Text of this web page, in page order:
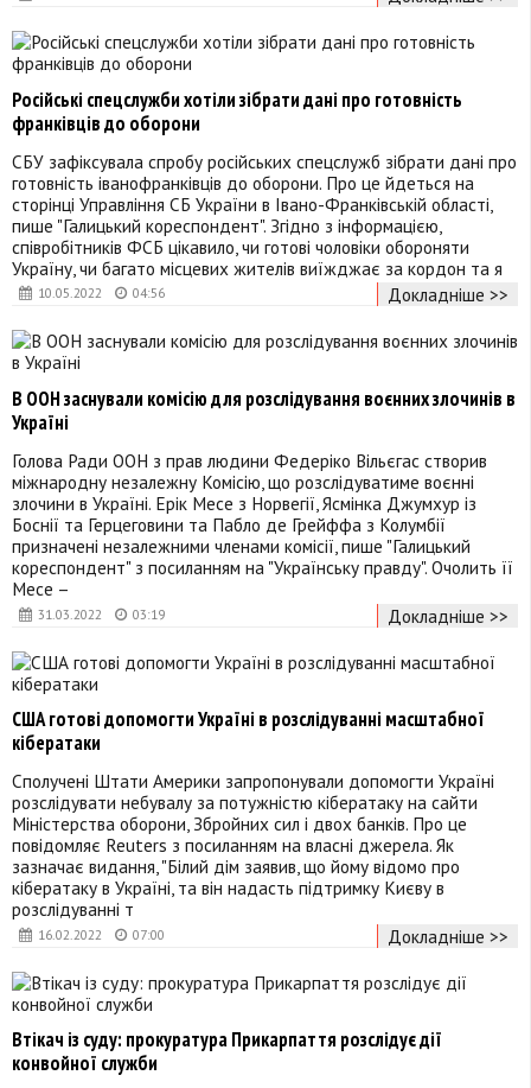
10.05.2022 04:56
Російські спецслужби хотіли зібрати дані про готовність
франківців до оборони
СБУ зафіксувала спробу російських спецслужб зібрати дані про
готовність іванофранківців до оборони. Про це йдеться на
сторінці Управління СБ України в Івано-Франківській області,
пише "Галицький кореспондент". Згідно з інформацією,
співробітників ФСБ цікавило, чи готові чоловіки обороняти
Україну, чи багато місцевих жителів виїжджає за кордон та я
Докладніше >>
31.03.2022 03:19
В ООН заснували комісію для розслідування воєнних злочинів в
Україні
Голова Ради ООН з прав людини Федеріко Вільєгас створив
міжнародну незалежну Комісію, що розслідуватиме воєнні
злочини в Україні. Ерік Месе з Норвегії, Ясмінка Джумхур із
Боснії та Герцеговини та Пабло де Грейффа з Колумбії
призначені незалежними членами комісії, пише "Галицький
кореспондент" з посиланням на "Українську правду". Очолить її
Месе –
Докладніше >>
16.02.2022 07:00
США готові допомогти Україні в розслідуванні масштабної
кібератаки
Сполучені Штати Америки запропонували допомогти Україні
розслідувати небувалу за потужністю кібератаку на сайти
Міністерства оборони, Збройних сил і двох банків. Про це
повідомляє Reuters з посиланням на власні джерела. Як
зазначає видання, "Білий дім заявив, що йому відомо про
кібератаку в Україні, та він надасть підтримку Києву в
розслідуванні т
Докладніше >>
Втікач із суду: прокуратура Прикарпаття розслідує дії
конвойної служби